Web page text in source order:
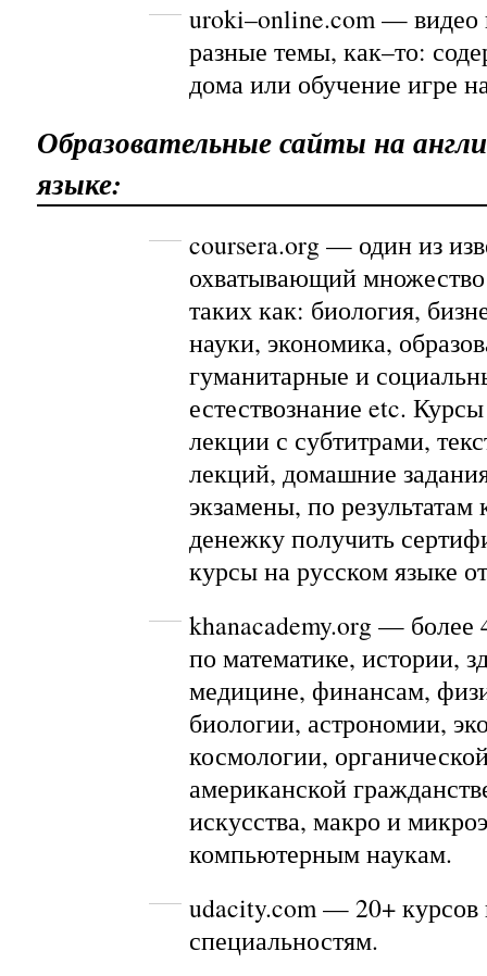
uroki–online.com— видео
разные темы, как–то:
дома или обучение игре
Образовательные сайты на
языке:
coursera.org — один из
охватывающий
таких как: биология,
науки, экономика,
гуманитарные и
естествознание etc.
лекции с субтитрами,
лекций, домашние
экзамены, по
денежку получить
курсы на русском языке
khanacademy.org — более
по математике, истории,
медицине, финансам,
биологии, астрономии,
космологии,
американской
искусства, макро и
компьютерным наукам.
udacity.com— 20+ курсов
специальностям.